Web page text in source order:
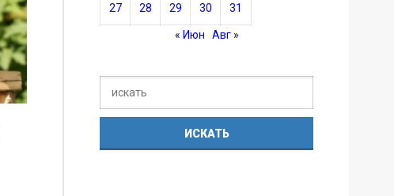
27 28 29 30 31
« Июн Авг »